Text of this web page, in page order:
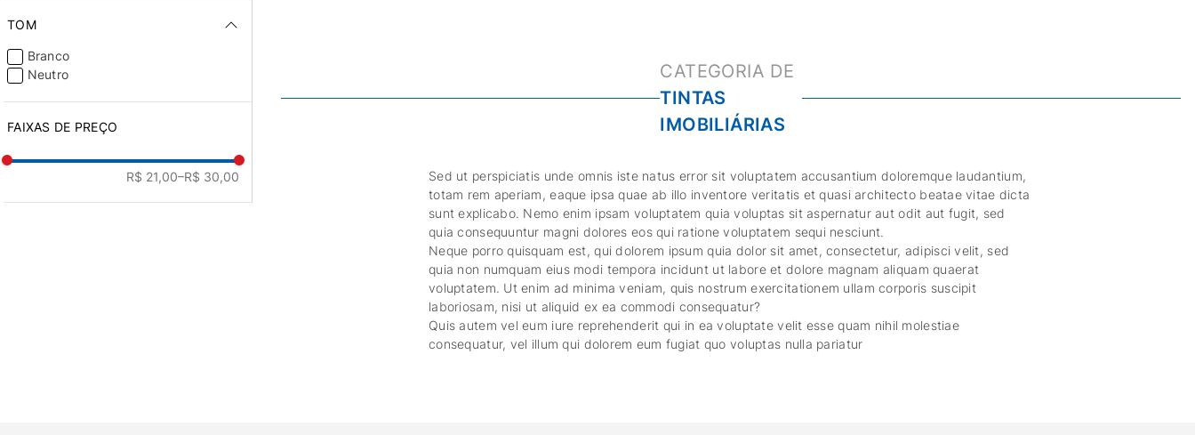
TOM
Branco
Neutro
FAIXAS DE PREÇO
R$ 21,00–R$ 30,00
TINTAS
IMOBILIÁRIAS
Sed ut perspiciatis unde omnis iste natus error sit voluptatem accusantium doloremque laudantium,
totam rem aperiam, eaque ipsa quae ab illo inventore veritatis et quasi architecto beatae vitae dicta
sunt explicabo. Nemo enim ipsam voluptatem quia voluptas sit aspernatur aut odit aut fugit, sed
quia consequuntur magni dolores eos qui ratione voluptatem sequi nesciunt.
Neque porro quisquam est, qui dolorem ipsum quia dolor sit amet, consectetur, adipisci velit, sed
quia non numquam eius modi tempora incidunt ut labore et dolore magnam aliquam quaerat
voluptatem. Ut enim ad minima veniam, quis nostrum exercitationem ullam corporis suscipit
laboriosam, nisi ut aliquid ex ea commodi consequatur?
Quis autem vel eum iure reprehenderit qui in ea voluptate velit esse quam nihil molestiae
consequatur, vel illum qui dolorem eum fugiat quo voluptas nulla pariatur